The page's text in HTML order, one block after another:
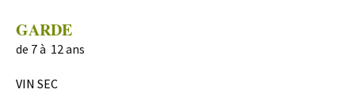
GARDE
de 7 à 12 ans
VIN SEC